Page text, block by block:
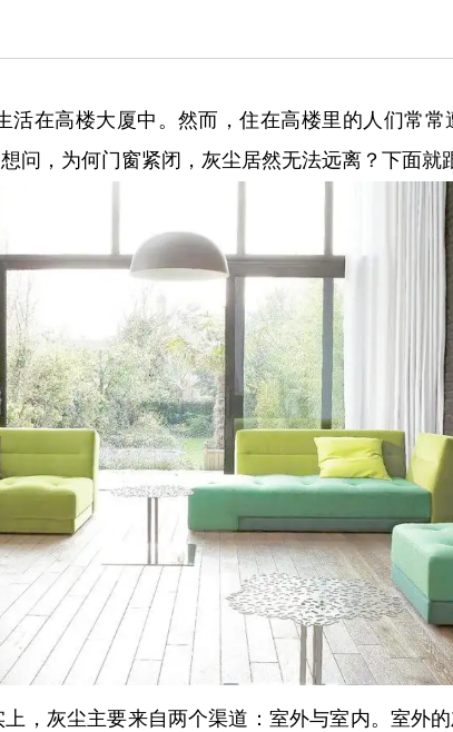
在高楼大厦中。然而，住在高楼里的人们常
问，为何门窗紧闭，灰尘居然无法远离？下面就
，灰尘主要来自两个渠道：室外与室内。室外